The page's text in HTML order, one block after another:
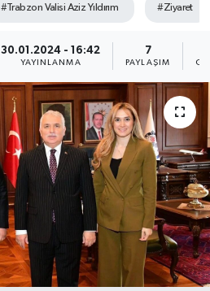
#Trabzon Valisi Aziz Yıldırım #Ziyaret
30.01.2024 - 16:42
YAYINLANMA
7
PAYLAŞIM